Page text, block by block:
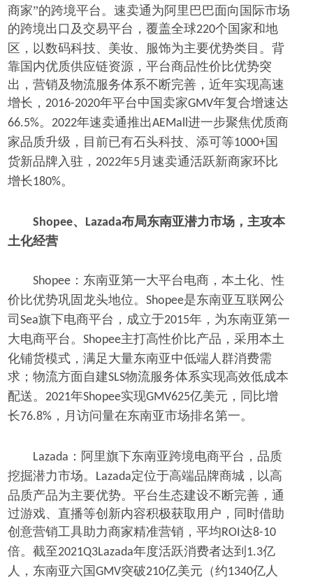
商家”的跨境平台。速卖通为阿里巴巴面向国际市场
的跨境出口及交易平台，覆盖全球220个国家和地
区，以数码科技、美妆、服饰为主要优势类目。背
靠国内优质供应链资源，平台商品性价比优势突
出，营销及物流服务体系不断完善，近年实现高速
增长， 2016-2020年平台中国卖家GMV年复合增速达
66.5%。 2022年速卖通推出AEMall进一步聚焦优质商
家品质升级，目前已有石头科技、添可等1000+国
货新品牌入驻， 2022年5 月速卖通活跃新商家环比
增长180%。
Shopee、 Lazada布局东南亚潜力市场，主攻本
土化经营
Shopee ：东南亚第一大平台电商，本土化、性
价比优势巩固龙头地位。Shopee是东南亚互联网公
司Sea旗下电商平台，成立于2015年，为东南亚第一
大电商平台。Shopee主打高性价比产品，采用本土
化铺货模式，满足大量东南亚中低端人群消费需
求；物流方面自建SLS物流服务体系实现高效低成本
配送。 2021年Shopee实现GMV625亿美元，同比增
长76.8% ，月访问量在东南亚市场排名第一。
Lazada ：阿里旗下东南亚跨境电商平台，品质
挖掘潜力市场。 Lazada定位于高端品牌商城，以高
品质产品为主要优势。平台生态建设不断完善，通
过游戏、直播等创新内容积极获取用户，同时借助
创意营销工具助力商家精准营销，平均ROI达8-10
倍。截至2021Q3Lazada年度活跃消费者达到 1.3亿
人，东南亚六国GMV突破210亿美元（约1340亿人